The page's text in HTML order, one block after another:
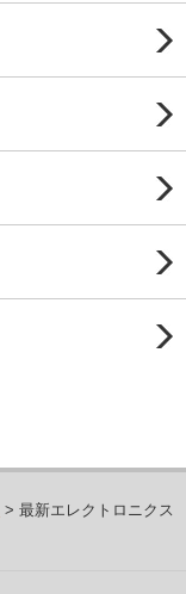
> 最新エレクトロニクス